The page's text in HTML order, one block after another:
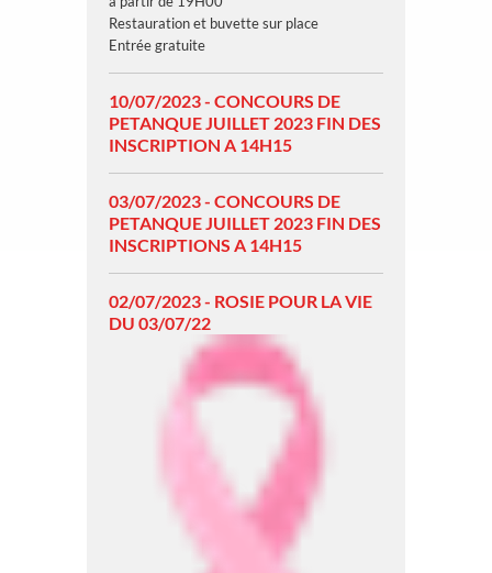
Restauration et buvette sur place
Entrée gratuite
10/07/2023 - CONCOURS DE
PETANQUE JUILLET 2023 FIN DES
INSCRIPTION A 14H15
03/07/2023 - CONCOURS DE
PETANQUE JUILLET 2023 FIN DES
INSCRIPTIONS A 14H15
02/07/2023 - ROSIE POUR LA VIE
DU 03/07/22